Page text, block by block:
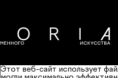
Этот веб-сайт использует